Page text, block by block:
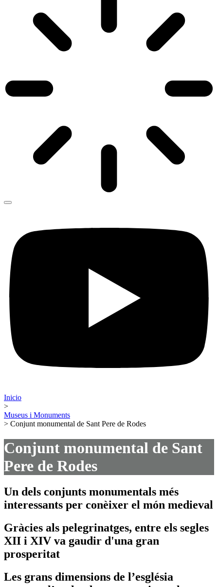
Inicio
>
Museus i Monuments
> Conjunt monumental de Sant Pere de Rodes
Conjunt monumental de Sant
Pere de Rodes
Un dels conjunts monumentals més
interessants per conèixer el món medieval
Gràcies als pelegrinatges, entre els segles
XII i XIV va gaudir d'una gran
prosperitat
Les grans dimensions de l’església